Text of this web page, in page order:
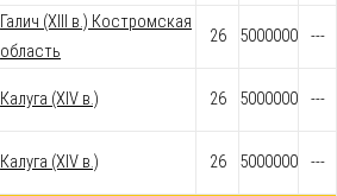
Галич (XIII в.) Костромская
область
26 5000000 ---
Калуга (XIV в.) 26 5000000 ---
Калуга (XIV в.) 26 5000000 ---